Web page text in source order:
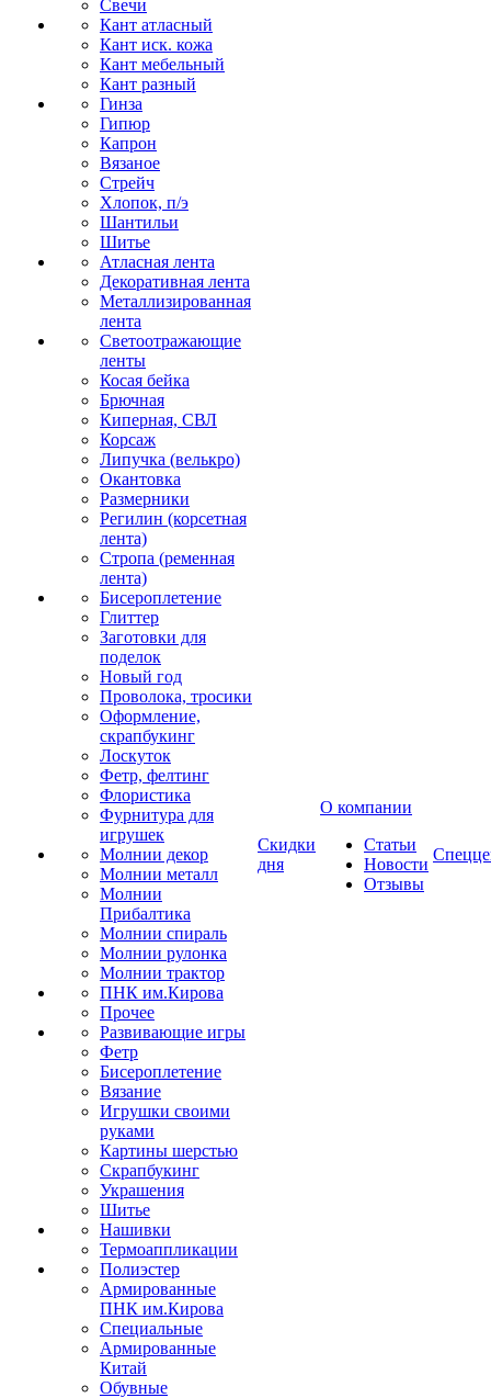
Свечи
Кант атласный
Кант иск. кожа
Кант мебельный
Кант разный
Гинза
Гипюр
Капрон
Вязаное
Стрейч
Хлопок, п/э
Шантильи
Шитье
Атласная лента
Декоративная лента
Металлизированная
лента
Светоотражающие
ленты
Косая бейка
Брючная
Киперная, СВЛ
Корсаж
Липучка (велькро)
Окантовка
Размерники
Регилин (корсетная
лента)
Стропа (ременная
лента)
Бисероплетение
Глиттер
Заготовки для
поделок
Новый год
Проволока, тросики
Оформление,
скрапбукинг
Лоскуток
Фетр, фелтинг
Флористика
Фурнитура для
игрушек
Молнии декор
Молнии металл
Молнии
Прибалтика
Молнии спираль
Молнии рулонка
Молнии трактор
ПНК им.Кирова
Прочее
Развивающие игры
Фетр
Бисероплетение
Вязание
Игрушки своими
руками
Картины шерстью
Скрапбукинг
Украшения
Шитье
Нашивки
Термоаппликации
Полиэстер
Армированные
ПНК им.Кирова
Специальные
Армированные
Китай
Обувные
Скидки
дня
О компании
Статьи
Новости
Отзывы